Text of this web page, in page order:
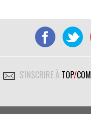
S'INSCRIRE À TOP/COM